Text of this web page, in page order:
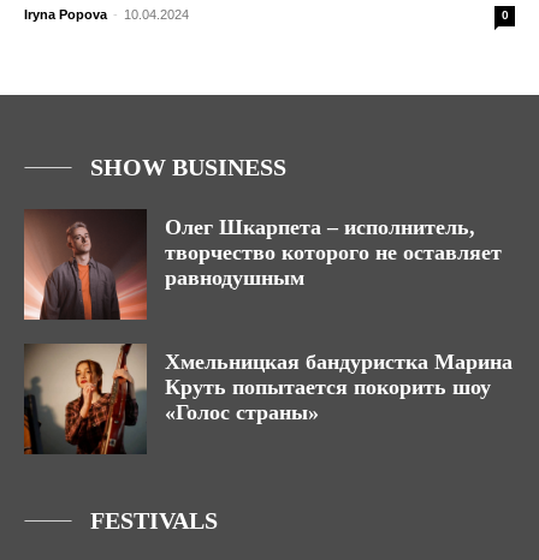
Iryna Popova - 10.04.2024 0
SHOW BUSINESS
Олег Шкарпета – исполнитель,
творчество которого не оставляет
равнодушным
Хмельницкая бандуристка Марина
Круть попытается покорить шоу
«Голос страны»
FESTIVALS